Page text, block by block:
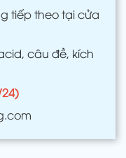
tiếp theo tại cửa
câu đề, kích